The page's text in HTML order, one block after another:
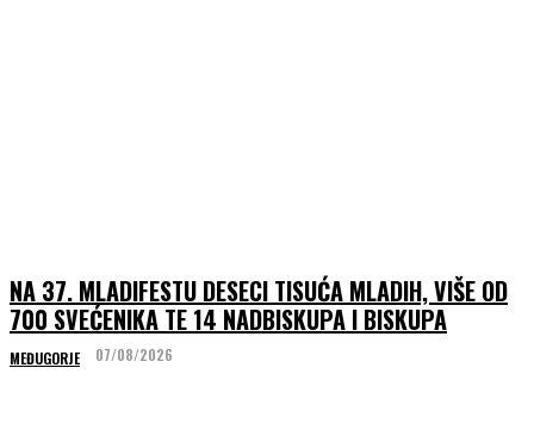
NA 37. MLADIFESTU DESECI TISUĆA MLADIH, VIŠE OD
700 SVEĆENIKA TE 14 NADBISKUPA I BISKUPA
MEĐUGORJE 07/08/2026